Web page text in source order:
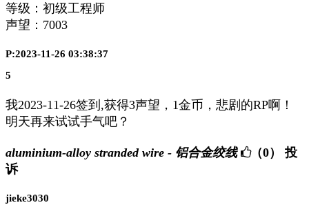
等级：初级工程师
声望： 7003
P:2023-11-26 03:38:37
5
我2023-11-26签到,获得3声望，1金币，悲剧的RP啊！
明天再来试试手气吧？
aluminium-alloy stranded wire - 铝合金绞线 （0）
投
诉
jieke3030